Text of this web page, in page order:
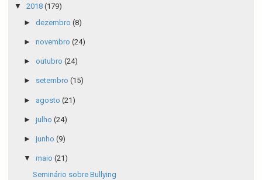
▼ 2018 (179)
► dezembro (8)
► novembro (24)
► outubro (24)
► setembro (15)
► agosto (21)
► julho (24)
► junho (9)
▼ maio (21)
Seminário sobre Bullying